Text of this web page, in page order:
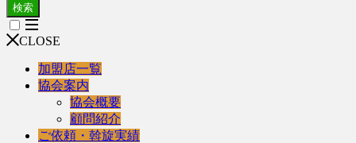
検索
CLOSE
加盟店一覧
協会案内
協会概要
顧問紹介
ご依頼・斡旋実績